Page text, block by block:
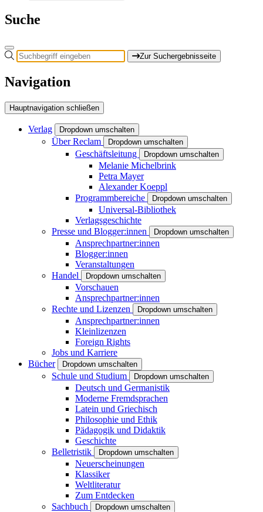
Suche
Zur Suchergebnisseite
Navigation
Hauptnavigation schließen
Verlag Dropdown umschalten
Über Reclam Dropdown umschalten
Geschäftsleitung Dropdown umschalten
Melanie Michelbrink
Petra Mayer
Alexander Koeppl
Programmbereiche
Dropdown umschalten
Universal-Bibliothek
Verlagsgeschichte
Presse und Blogger:innen
Dropdown umschalten
Ansprechpartner:innen
Blogger:innen
Veranstaltungen
Handel
Dropdown umschalten
Vorschauen
Ansprechpartner:innen
Rechte und Lizenzen
Dropdown umschalten
Ansprechpartner:innen
Kleinlizenzen
Foreign Rights
Jobs und Karriere
Bücher
Dropdown umschalten
Schule und Studium Dropdown umschalten
Deutsch und Germanistik
Moderne Fremdsprachen
Latein und Griechisch
Philosophie und Ethik
Pädagogik und Didaktik
Geschichte
Belletristik
Dropdown umschalten
Neuerscheinungen
Klassiker
Weltliteratur
Zum Entdecken
Sachbuch
Dropdown umschalten